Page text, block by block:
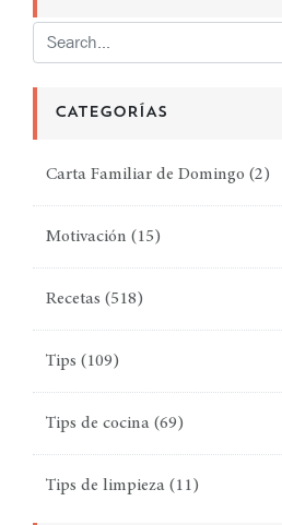
CATEGORÍAS
Carta Familiar de Domingo (2)
Motivación (15)
Recetas (518)
Tips (109)
Tips de cocina (69)
Tips de limpieza (11)